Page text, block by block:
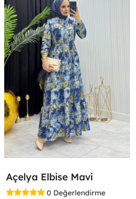
Açelya Elbise Mavi
0 Değerlendirme